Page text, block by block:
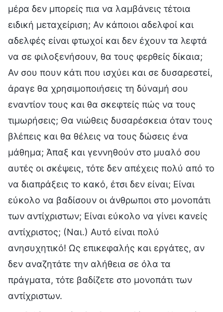
μέρα δεν μπορείς πια να λαμβάνεις τέτοια
ειδική μεταχείριση; Αν κάποιοι αδελφοί και
αδελφές είναι φτωχοί και δεν έχουν τα λεφτά
να σε φιλοξενήσουν, θα τους φερθείς δίκαια;
Αν σου πουν κάτι που ισχύει και σε δυσαρεστεί,
άραγε θα χρησιμοποιήσεις τη δύναμή σου
εναντίον τους και θα σκεφτείς πώς να τους
τιμωρήσεις; Θα νιώθεις δυσαρέσκεια όταν τους
βλέπεις και θα θέλεις να τους δώσεις ένα
μάθημα; Άπαξ και γεννηθούν στο μυαλό σου
αυτές οι σκέψεις, τότε δεν απέχεις πολύ από το
να διαπράξεις το κακό, έτσι δεν είναι; Είναι
εύκολο να βαδίσουν οι άνθρωποι στο μονοπάτι
των αντίχριστων; Είναι εύκολο να γίνει κανείς
αντίχριστος; (Ναι.) Αυτό είναι πολύ
ανησυχητικό! Ως επικεφαλής και εργάτες, αν
δεν αναζητάτε την αλήθεια σε όλα τα
πράγματα, τότε βαδίζετε στο μονοπάτι των
αντίχριστων.